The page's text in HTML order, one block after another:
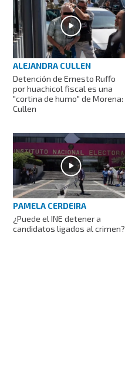
ALEJANDRA CULLEN
Detención de Ernesto Ruffo
por huachicol fiscal es una
"cortina de humo" de Morena:
Cullen
PAMELA CERDEIRA
¿Puede el INE detener a
candidatos ligados al crimen?